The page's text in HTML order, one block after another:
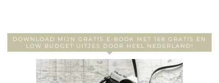
DOWNLOAD MIJN GRATIS E-BOOK MET 168 GRATIS EN
LOW BUDGET UITJES DOOR HEEL NEDERLAND!